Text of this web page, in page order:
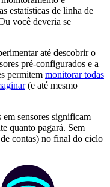
estatísticas de linha de
você deveria se
até descobrir o
pré-configurados e a
permitem monitorar todas
(e até mesmo
em sensores significam
quanto pagará. Sem
contas) no final do ciclo